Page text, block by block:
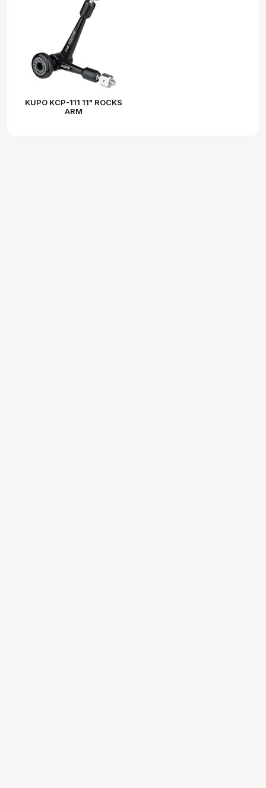
KUPO KCP-111 11" ROCKS
ARM